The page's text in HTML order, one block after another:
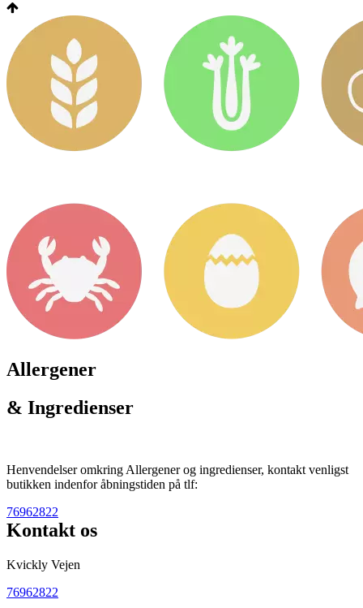
Allergener
& Ingredienser
Henvendelser omkring Allergener og ingredienser, kontakt venligst
butikken indenfor åbningstiden på tlf:
76962822
Kontakt os
Kvickly Vejen
76962822